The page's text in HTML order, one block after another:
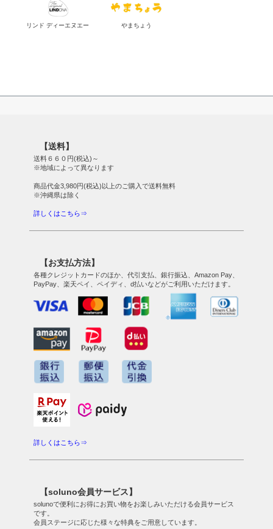
リンド ディーエヌエー やまちょう
【送料】
送料６６０円(税込)～
※地域によって異なります
商品代金3,980円(税込)以上のご購入で送料無料
※沖縄県は除く
詳しくはこちら⇒
【お支払方法】
各種クレジットカードのほか、代引支払、銀行振込、Amazon Pay、
PayPay、楽天ペイ、ペイディ、d払いなどがご利用いただけます。
詳しくはこちら⇒
【soluno会員サービス】
solunoで便利にお得にお買い物をお楽しみいただける会員サービス
です。
会員ステージに応じた様々な特典をご用意しています。